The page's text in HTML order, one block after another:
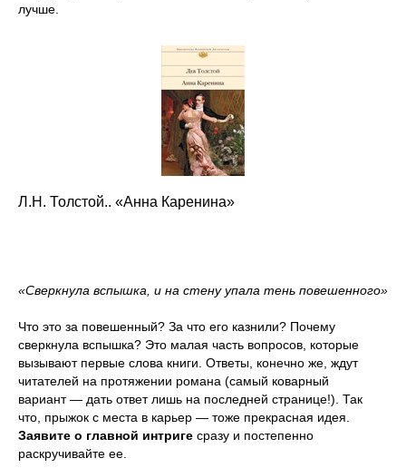
лучше.
Л.Н. Толстой.. «Анна Каренина»
«Сверкнула вспышка, и на стену упала тень повешенного»
Что это за повешенный? За что его казнили? Почему
сверкнула вспышка? Это малая часть вопросов, которые
вызывают первые слова книги. Ответы, конечно же, ждут
читателей на протяжении романа (самый коварный
вариант — дать ответ лишь на последней странице!). Так
что, прыжок с места в карьер — тоже прекрасная идея.
Заявите о главной интриге сразу и постепенно
раскручивайте ее.